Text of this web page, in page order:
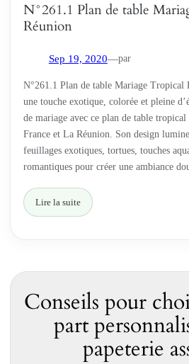
N°261.1 Plan de table
Réunion
Sep 19, 2020—par
N°261.1 Plan de table Mariage Tropical
une touche exotique, colorée et pleine
de mariage avec ce plan de table
France et La Réunion. Son design
feuillages exotiques, tortues, touches
romantiques pour créer une ambiance
Lire la suite
Conseils pour
part
papeterie